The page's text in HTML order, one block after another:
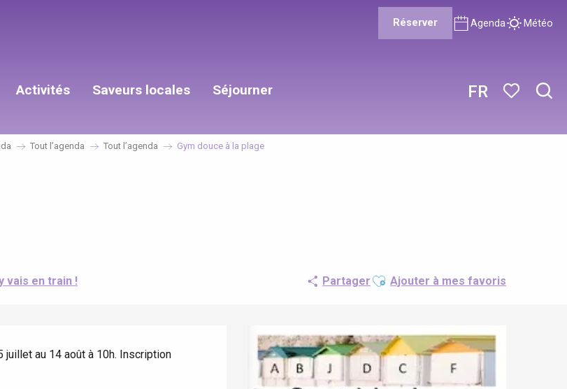
FR
Réserver Agenda Météo
Activités Saveurs locales Séjourner
Tout l’agenda Tout l’agenda Gym douce à la plage
vais en train ! Partager Ajouter aux favoris
Ajouter à mes favoris
au 14 août à 10h. Inscription